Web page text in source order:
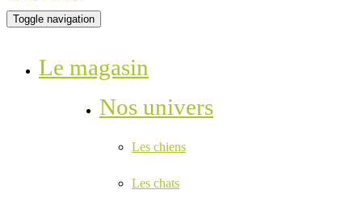
Toggle navigation
Le magasin
Nos univers
Les chiens
Les chats